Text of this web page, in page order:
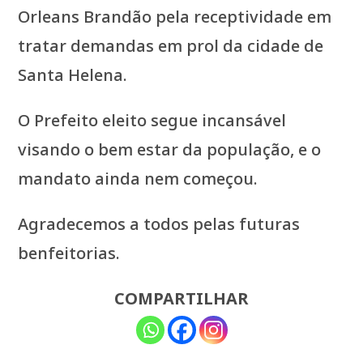
Orleans Brandão pela receptividade em
tratar demandas em prol da cidade de
Santa Helena.
O Prefeito eleito segue incansável
visando o bem estar da população, e o
mandato ainda nem começou.
Agradecemos a todos pelas futuras
benfeitorias.
COMPARTILHAR